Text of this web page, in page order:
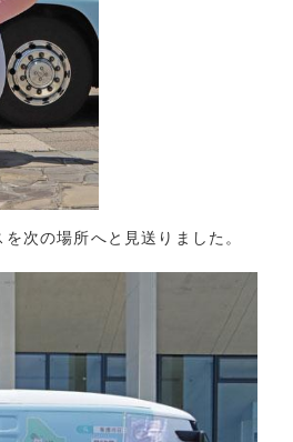
次の場所へと見送りました。